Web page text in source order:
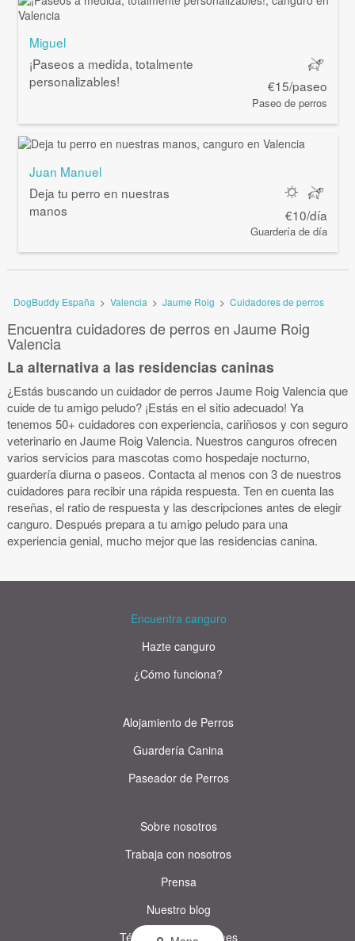
Miguel
¡Paseos a medida, totalmente
personalizables!
€15/paseo
Paseo de perros
Juan Manuel
Deja tu perro en nuestras
manos
€10/día
Guardería de día
DogBuddy España > Valencia > Jaume Roig > Cuidadores de perros
Encuentra cuidadores de perros en Jaume Roig
Valencia
La alternativa a las residencias caninas
¿Estás buscando un cuidador de perros Jaume Roig Valencia que
cuide de tu amigo peludo? ¡Estás en el sitio adecuado! Ya
tenemos 50+ cuidadores con experiencia, cariñosos y con seguro
veterinario en Jaume Roig Valencia. Nuestros canguros ofrecen
varios servicios para mascotas como hospedaje nocturno,
guardería diurna o paseos. Contacta al menos con 3 de nuestros
cuidadores para recibir una rápida respuesta. Ten en cuenta las
reseñas, el ratio de respuesta y las descripciones antes de elegir
canguro. Después prepara a tu amigo peludo para una
experiencia genial, mucho mejor que las residencias canina.
Encuentra canguro
Hazte canguro
¿Cómo funciona?
Alojamiento de Perros
Guardería Canina
Paseador de Perros
Sobre nosotros
Trabaja con nosotros
Prensa
Nuestro blog
Términos y condiciones